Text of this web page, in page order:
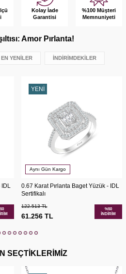
Kolay İade
Garantisi
%100 Müşteri
Memnuniyeti
Amor Pırlanta!
EN YENİLER İNDİRİMDEKİLER
IDL
50
YENI
Aynı Gün Kargo
0.67 Karat Pırlanta Baget Yüzük - IDL
Sertifikalı
122.513TL
61.256TL
%50
İNDIRIM
SEÇTİKLERİMİZ